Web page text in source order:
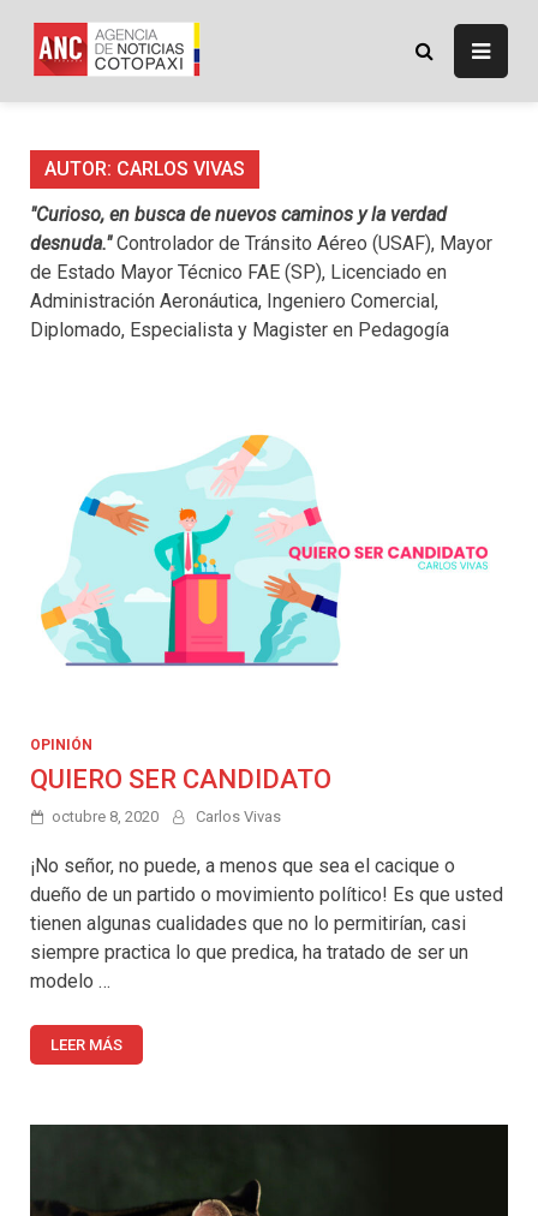
content
Agencia de Noticias
AUTOR: CARLOS VIVAS
"Curioso, en busca de nuevos caminos y la verdad
desnuda."Controlador de Tránsito Aéreo (USAF), Mayor
de Estado Mayor Técnico FAE (SP), Licenciado en
Administración Aeronáutica, Ingeniero Comercial,
Diplomado, Especialista y Magister en Pedagogía
OPINIÓN
QUIERO SER CANDIDATO
octubre 8, 2020 Carlos Vivas
¡No señor, no puede, a menos que sea el cacique o
dueño de un partido o movimiento político! Es que usted
tienen algunas cualidades que no lo permitirían, casi
siempre practica lo que predica, ha tratado de ser un
modelo …
LEER MÁS